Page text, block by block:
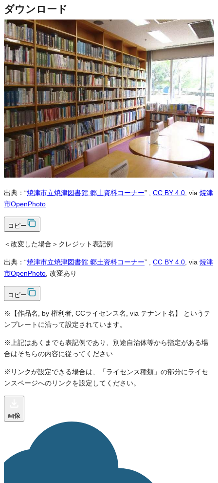
ダウンロード
この画像は、営利・非営利を問わずご利用いただけます。トリミン
グ・色変更などの改変も可能です。クレジット表記は必須です。
※本サイトの利用規約 も適用されます。
営利利用
可
改変
可
クレジット表記
必須
クレジット表記例
出典：“焼津市立焼津図書館 郷土資料コーナー” CC BY 4.0 , via 焼津
市OpenPhoto
コピー
＜改変した場合＞クレジット表記例
出典：“焼津市立焼津図書館 郷土資料コーナー” CC BY 4.0 , via 焼津
市OpenPhoto , 改変あり
コピー
※【作品名, by 権利者, CCライセンス名, via テナント名】 というテ
ンプレートに沿って設定されています。
※上記はあくまでも表記例であり、別途自治体等から指定がある場
合はそちらの内容に従ってください
※リンクが設定できる場合は、「ライセンス種類」の部分にライセ
ンスページへのリンクを設定してください。
画像